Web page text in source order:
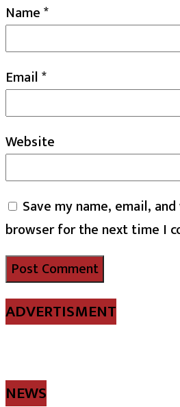
Name*
Email*
Website
Save my name, email,
browser for the next time I
ADVERTISMENT
NEWS